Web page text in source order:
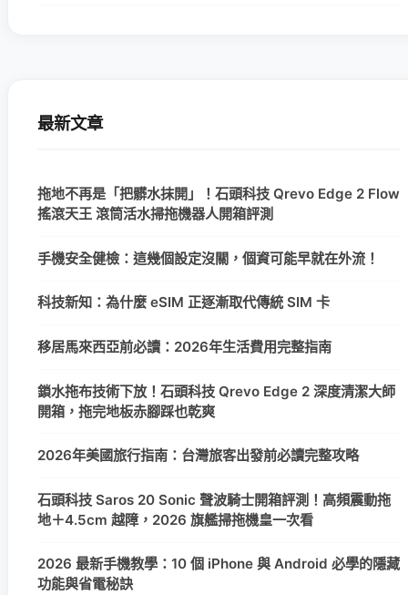
最新文章
拖地不再是「把髒水抹開」！石頭科技 Qrevo Edge 2 Flow
搖滾天王 滾筒活水掃拖機器人開箱評測
手機安全健檢：這幾個設定沒關，個資可能早就在外流！
科技新知：為什麼 eSIM 正逐漸取代傳統 SIM 卡
移居馬來西亞前必讀：2026年生活費用完整指南
鎖水拖布技術下放！石頭科技 Qrevo Edge 2 深度清潔大師
開箱，拖完地板赤腳踩也乾爽
2026年美國旅行指南：台灣旅客出發前必讀完整攻略
石頭科技 Saros 20 Sonic 聲波騎士開箱評測！高頻震動拖
地＋4.5cm 越障，2026 旗艦掃拖機皇一次看
2026 最新手機教學：10 個 iPhone 與 Android 必學的隱藏
功能與省電秘訣